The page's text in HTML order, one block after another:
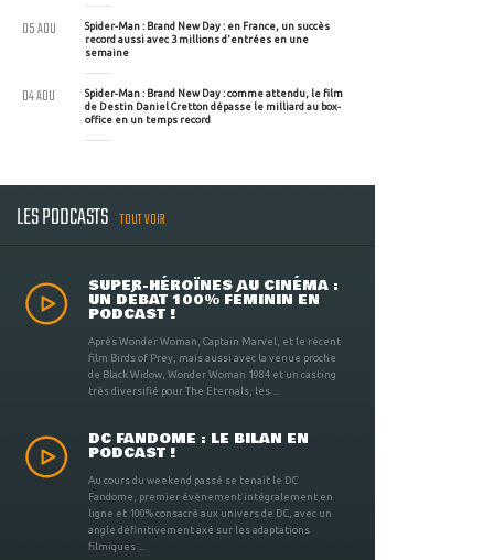
Spider-Man : Brand New Day : en France, un succès
record aussi avec 3 millions d'entrées en une
semaine
05 AOU
Spider-Man : Brand New Day : comme attendu, le film
de Destin Daniel Cretton dépasse le milliard au box-
office en un temps record
04 AOU
LES PODCASTS TOUT VOIR
SUPER-HÉROÏNES AU CINÉMA :
UN DÉBAT 100% FÉMININ EN
PODCAST !
Après Wonder Woman, Captain Marvel, et le récent
film Birds of Prey, mais aussi avec la venue proche
de Black Widow, Wonder Woman 1984 et un casting
très diversifié pour The Eternals, les ...
DC FANDOME : LE BILAN EN
PODCAST !
Au cours du weekend passé se tenait le DC
Fandome, premier évènement intégralement en
ligne et 100% consacré aux univers de DC, avec un
angle définitivement axé sur les adaptations
filmiques ...